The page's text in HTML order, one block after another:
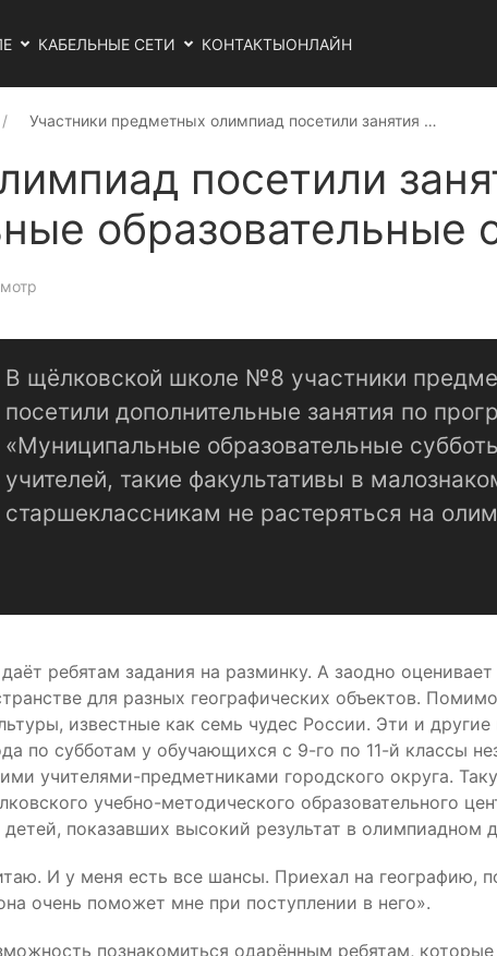
КАБЕЛЬНЫЕ СЕТИ КОНТАКТЫОНЛАЙН
Участники предметных олимпиад посетили занятия …
посетили
образовательные
В щёлковской школе №8 участники
посетили дополнительные занятия по
«Муниципальные образовательные
учителей, такие факультативы в
старшеклассникам не растеряться на
ребятам задания на разминку. А заодно
для разных географических объектов.
известные как семь чудес России. Эти и
по субботам у обучающихся с 9-го по 11-й классы
учителями-предметниками городского округа.
учебно-методического образовательного
показавших высокий результат в олимпиадном
И у меня есть все шансы. Приехал на географию,
очень поможет мне при поступлении в него».
познакомиться одарённым ребятам,